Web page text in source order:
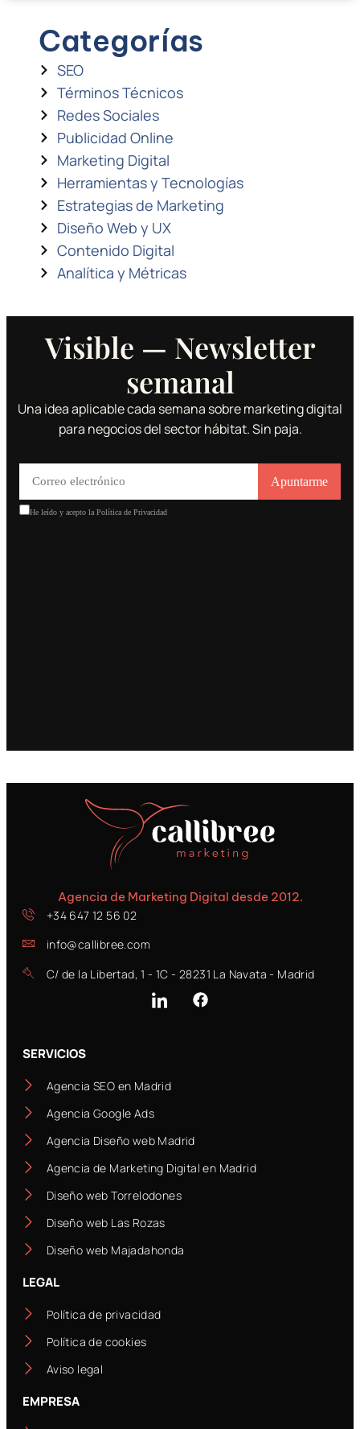
Categorías
SEO
Términos Técnicos
Redes Sociales
Publicidad Online
Marketing Digital
Herramientas y Tecnologías
Estrategias de Marketing
Diseño Web y UX
Contenido Digital
Analítica y Métricas
Visible — Newsletter
semanal
Una idea aplicable cada semana sobre marketing digital
para negocios del sector hábitat. Sin paja.
Agencia de Marketing Digital desde 2012.
+34 647 12 56 02
info@callibree.com
C/ de la Libertad, 1 - 1C - 28231 La Navata - Madrid
SERVICIOS
Agencia SEO en Madrid
Agencia Google Ads
Agencia Diseño web Madrid
Agencia de Marketing Digital en Madrid
Diseño web Torrelodones
Diseño web Las Rozas
Diseño web Majadahonda
LEGAL
Política de privacidad
Política de cookies
Aviso legal
EMPRESA